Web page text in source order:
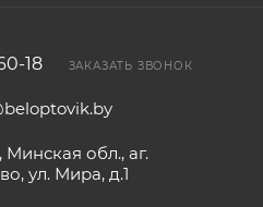
18 ЗАКАЗАТЬ ЗВОНОК
Минская обл., аг.
ул. Мира, д.1